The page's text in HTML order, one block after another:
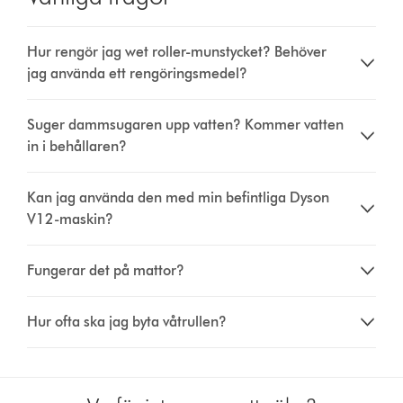
Hur rengör jag wet roller-munstycket? Behöver
jag använda ett rengöringsmedel?
Suger dammsugaren upp vatten? Kommer vatten
in i behållaren?
Kan jag använda den med min befintliga Dyson
V12-maskin?
Fungerar det på mattor?
Hur ofta ska jag byta våtrullen?